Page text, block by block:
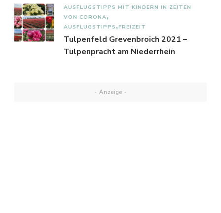
AUSFLUGSTIPPS MIT KINDERN IN ZEITEN
VON CORONA
AUSFLUGSTIPPS FREIZEIT
Tulpenfeld Grevenbroich 2021 –
Tulpenpracht am Niederrhein
- Anzeige -